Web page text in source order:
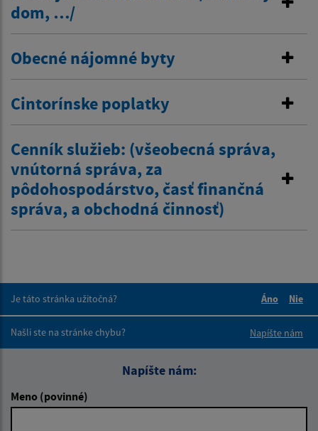
dom, …/
Obecné nájomné byty
Cintorínske poplatky
Cenník služieb: (všeobecná správa,
vnútorná správa, za
pôdohospodárstvo, časť finančná
správa, a obchodná činnosť)
Je táto stránka užitočná?
Áno
Nie
Našli ste na stránke chybu?
Napíšte nám
Napíšte nám:
Meno (povinné)